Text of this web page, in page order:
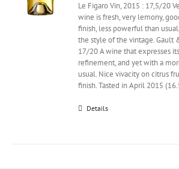
Le Figaro Vin, 2015 : 17,5/20
wine is fresh, very lemony,
finish, less powerful than
the style of the vintage. Gault
17/20 A wine that expresses
refinement, and yet with a
usual. Nice vivacity on citrus
finish. Tasted in April 2015
Details